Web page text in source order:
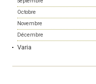
Octobre
Novembre
Décembre
Varia